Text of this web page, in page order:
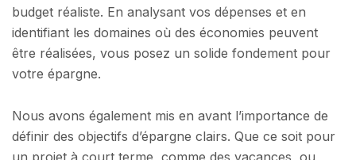
budget réaliste. En analysant vos dépenses et en
identifiant les domaines où des économies peuvent
être réalisées, vous posez un solide fondement pour
votre épargne.
Nous avons également mis en avant l’importance de
définir des objectifs d’épargne clairs. Que ce soit pour